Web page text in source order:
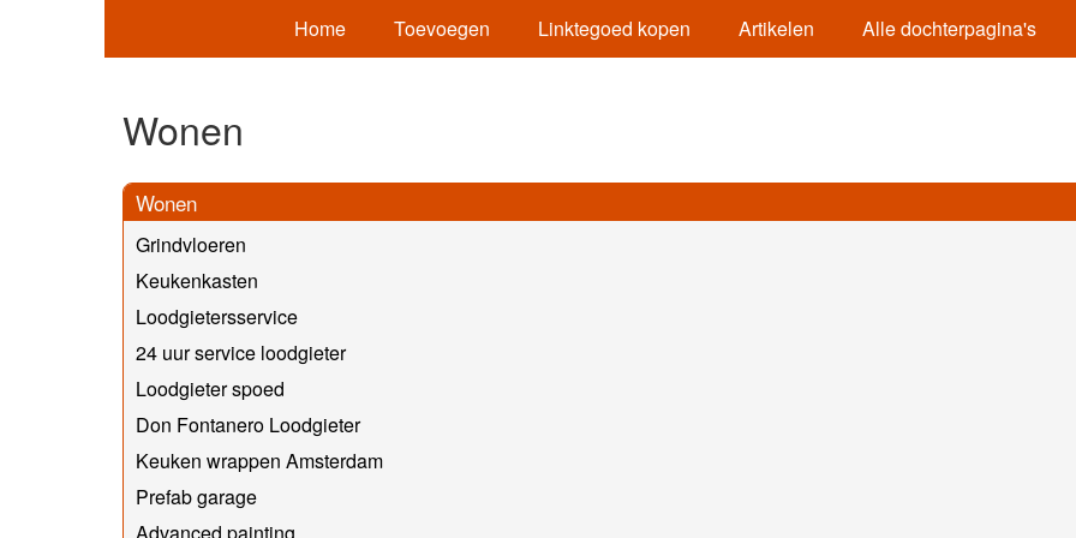
Home Toevoegen Linktegoed kopen Artikelen Alle dochterpagina's
Wonen
Wonen
Grindvloeren
Keukenkasten
Loodgietersservice
24 uur service loodgieter
Loodgieter spoed
Don Fontanero Loodgieter
Keuken wrappen Amsterdam
Prefab garage
Advanced painting